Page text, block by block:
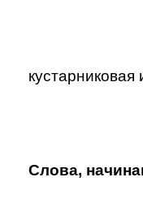
Слова,